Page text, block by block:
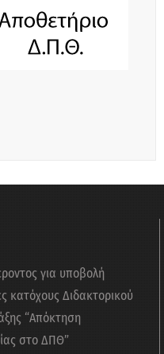
για υποβολή
κατόχους Διδακτορικού
“Απόκτηση
στο ΔΠΘ”